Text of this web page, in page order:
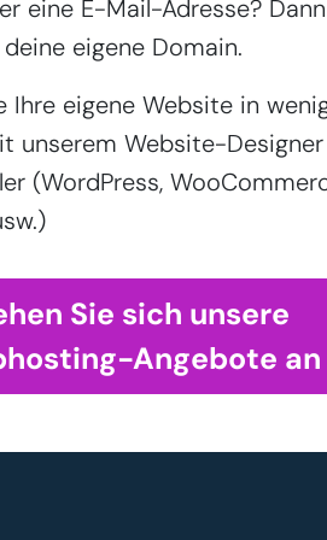
eine E-Mail-Adresse? Dann
eigene Domain.
Ihre eigene Website in
unserem Website-
(WordPress,
Sie sich unsere
Angebote an